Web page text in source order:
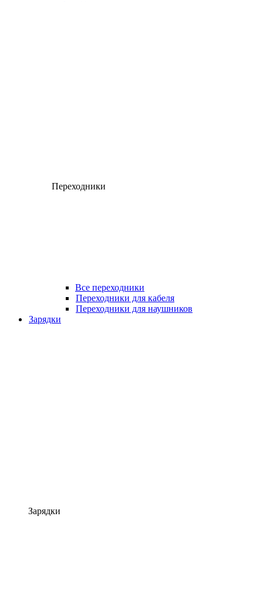
Переходники
Все переходники
Переходники для кабеля
Переходники для наушников
Зарядки
Зарядки